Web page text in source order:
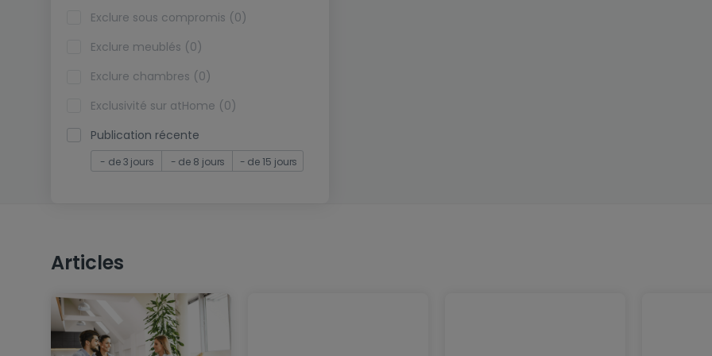
Exclure sous compromis (0)
Exclure meublés (0)
Exclure chambres (0)
Exclusivité sur atHome (0)
Publication récente
- de 3 jours - de 8 jours - de 15 jours
Articles